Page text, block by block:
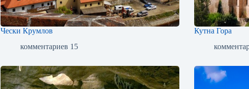
Чески Крумлов
комментариев 15
Кутна Гора